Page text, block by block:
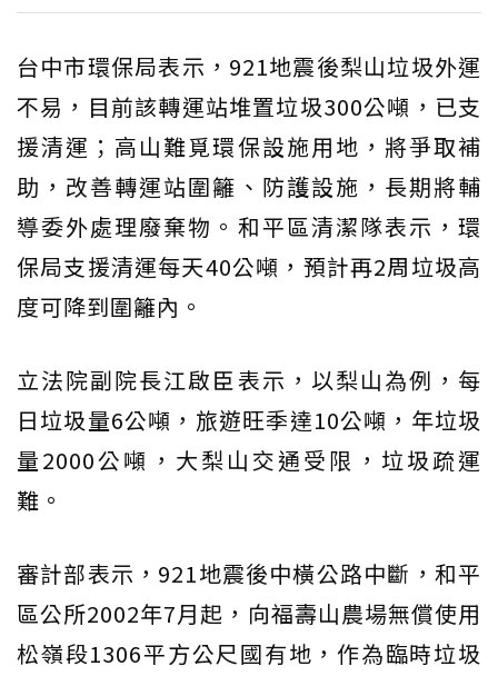
台中市環保局表示，921地震後梨山垃圾外運
不易，目前該轉運站堆置垃圾300公噸，已支
援清運；高山難覓環保設施用地，將爭取補
助，改善轉運站圍籬、防護設施，長期將輔
導委外處理廢棄物。和平區清潔隊表示，環
保局支援清運每天40公噸，預計再2周垃圾高
度可降到圍籬內。
立法院副院長江啟臣表示，以梨山為例，每
日垃圾量6公噸，旅遊旺季達10公噸，年垃圾
量2000公噸，大梨山交通受限，垃圾疏運
難。
審計部表示，921地震後中橫公路中斷，和平
區公所2002年7月起，向福壽山農場無償使用
松嶺段1306平方公尺國有地，作為臨時垃圾